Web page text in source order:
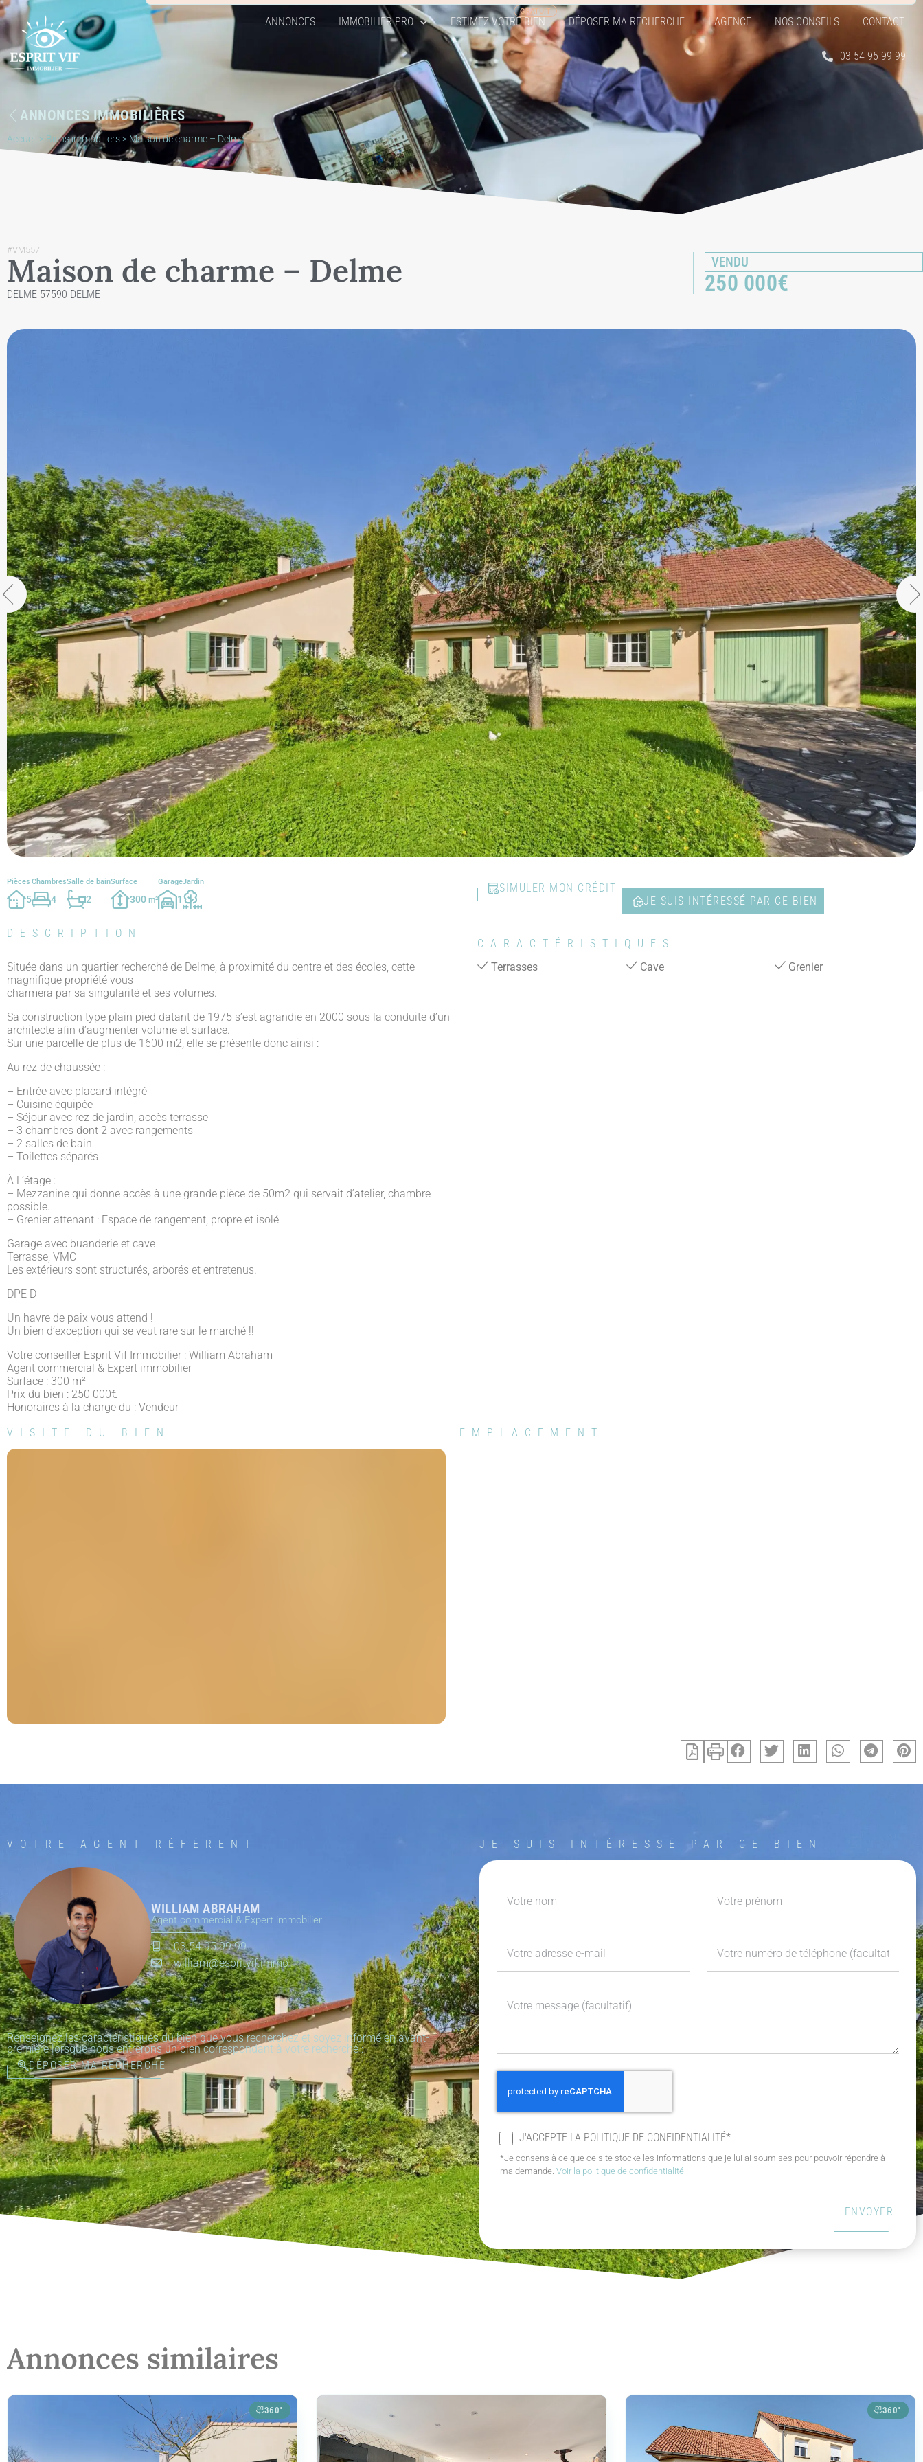
ANNONCES IMMOBILIER PRO ESTIMEZ VOTRE BIEN DÉPOSER MA RECHERCHE L’AGENCE NOS CONSEILS CONTACT
03 54 95 99 99
ANNONCES IMMOBILIÈRES
Accueil > Biens immobiliers> Maison de charme – Delme
#VM557
Maison de charme – Delme
DELME 57590 DELME
VENDU
250 000€
Pièces
5
Chambres
4
Salle de bain
2
Surface
300 m²
Garage
1
Jardin
SIMULER MON CRÉDIT
JE SUIS INTÉRESSÉ PAR CE BIEN
DESCRIPTION
Située dans un quartier recherché de Delme, à proximité du centre et des écoles, cette
magnifique propriété vous
charmera par sa singularité et ses volumes.
Sa construction type plain pied datant de 1975 s’est agrandie en 2000 sous la conduite d’un
architecte afin d’augmenter volume et surface.
Sur une parcelle de plus de 1600 m2, elle se présente donc ainsi :
Au rez de chaussée :
– Entrée avec placard intégré
– Cuisine équipée
– Séjour avec rez de jardin, accès terrasse
– 3 chambres dont 2 avec rangements
– 2 salles de bain
– Toilettes séparés
À L’étage :
– Mezzanine qui donne accès à une grande pièce de 50m2 qui servait d’atelier, chambre
possible.
– Grenier attenant : Espace de rangement, propre et isolé
Garage avec buanderie et cave
Terrasse, VMC
Les extérieurs sont structurés, arborés et entretenus.
DPE D
Un havre de paix vous attend !
Un bien d’exception qui se veut rare sur le marché !!
Votre conseiller Esprit Vif Immobilier : William Abraham
Agent commercial & Expert immobilier
Surface : 300 m²
Prix du bien : 250 000€
Honoraires à la charge du : Vendeur
CARACTÉRISTIQUES
Terrasses
Cave Grenier
VISITE DU BIEN EMPLACEMENT
VOTRE AGENT RÉFÉRENT
WILLIAM ABRAHAM
Agent commercial & Expert immobilier
03 54 95 99 99
william@espritvif.immo
Renseignez les caractéristiques du bien que vous recherchez et soyez informé en avant-
première lorsque nous entrerons un bien correspondant à votre recherche :
DÉPOSER MA RECHERCHE
JE SUIS INTÉRESSÉ PAR CE BIEN
J'ACCEPTE LA POLITIQUE DE CONFIDENTIALITÉ*
*Je consens à ce que ce site stocke les informations que je lui ai soumises pour pouvoir répondre à
ma demande.Voir la politique de confidentialité.
ENVOYER
Annonces similaires
360° 360°